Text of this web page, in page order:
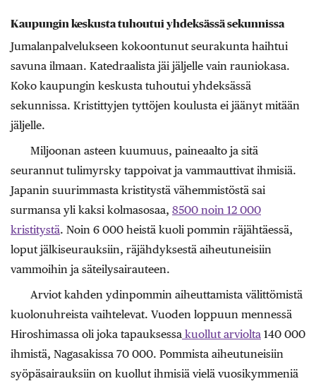
Kaupungin keskusta tuhoutui yhdeksässä sekunnissa
Jumalanpalvelukseen kokoontunut seurakunta haihtui
savuna ilmaan. Katedraalista jäi jäljelle vain rauniokasa.
Koko kaupungin keskusta tuhoutui yhdeksässä
sekunnissa. Kristittyjen tyttöjen koulusta ei jäänyt mitään
jäljelle.
Miljoonan asteen kuumuus, paineaalto ja sitä
seurannut tulimyrsky tappoivat ja vammauttivat ihmisiä.
Japanin suurimmasta kristitystä vähemmistöstä sai
surmansa yli kaksi kolmasosaa, 8500 noin 12 000
kristitystä. Noin 6 000 heistä kuoli pommin räjähtäessä,
loput jälkiseurauksiin, räjähdyksestä aiheutuneisiin
vammoihin ja säteilysairauteen.
Arviot kahden ydinpommin aiheuttamista välittömistä
kuolonuhreista vaihtelevat. Vuoden loppuun mennessä
Hiroshimassa oli joka tapauksessa kuollut arviolta 140 000
ihmistä, Nagasakissa 70 000. Pommista aiheutuneisiin
syöpäsairauksiin on kuollut ihmisiä vielä vuosikymmeniä